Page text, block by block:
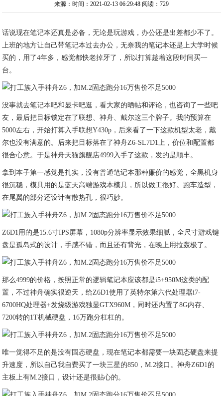
来源：时间：2021-02-13 06:29:48 阅读：729
话说现在笔记本还真是必备，无论是玩游戏，办公还是出差都少不了。
上班的地方让自己带笔记本过去办公，无奈我的笔记本还是上大学时候
买的，用了4年多，感觉都快老掉牙了，所以打算趁着这段时间买一
台。
没事就去笔记本吧和显卡吧逛，看大家的晒帖和评论，也咨询了一些吧
友，最后把目标锁定在了联想、神舟、戴尔这三个牌子。我的预算在
5000左右，开始打算入手联想Y430p，后来看了一下这款机型太老，戴
尔也没有满意的。后来把目标落在了神舟Z6-SL7D1上，价位和配置都
很合心意。于是神舟天猫旗舰店4999入手了这款，发的是顺丰。
拿到本子第一感觉是扎实，没有普通笔记本那种廉价的感觉，全黑机身
很沉稳，模具用的是蓝天高端游戏本模具，所以做工很好。跑车造型，
在尾翼的部分还设计有散热孔，很巧妙。
Z6D1用的是15.6寸IPS屏幕，1080p分辨率显示效果细腻，全尺寸游戏键
盘是孤岛式的设计，手感不错，而且还有背光，在晚上用拉轰极了。
那么4999的价格，按照正常的逻辑笔记本应该都是i5+950M这类的配
置，不过神舟确实很逆天，给Z6D1使用了英特尔第六代处理器i7-
6700HQ处理器+发烧级游戏独显GTX960M，同时还内置了8G内存、
7200转的1T机械硬盘，16万跑分杠杠的。
唯一觉得不足的是没有固态硬盘，现在笔记本都需要一块固态硬盘来提
升速度，所以自己我自费买了一块三星的850，M.2接口。神舟Z6D1的
主板上有M.2接口，设计还是很贴心的。